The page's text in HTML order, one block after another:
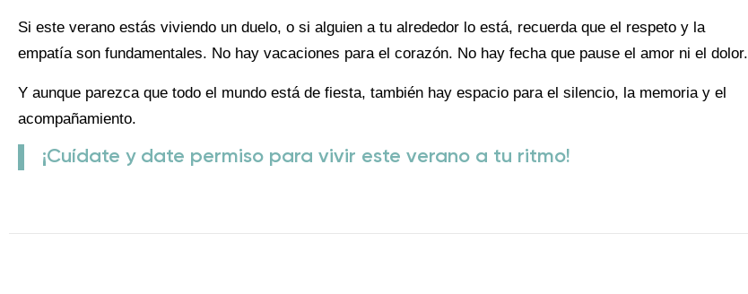
Si este verano estás viviendo un duelo, o si alguien a tu alrededor lo está, recuerda que el respeto y la
empatía son fundamentales. No hay vacaciones para el corazón. No hay fecha que pause el amor ni el dolor.
Y aunque parezca que todo el mundo está de fiesta, también hay espacio para el silencio, la memoria y el
acompañamiento.
¡Cuídate y date permiso para vivir este verano a tu ritmo!